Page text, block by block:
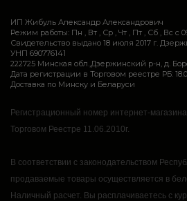
ИП Жибуль Александр Александрович
Режим работы: Пн , Вт , Ср , Чт , Пт , Сб , Вс c
Свидетельство выдано 18 июля 2017 г.
УНП 690776141
222725 Минская обл.,Дзержинский р-н, д.
Дата регистрации в Торговом реестре РБ:
Доставка по Минску и Беларуси
Регистрационный номер интернет-
Торговом Реестре 11.06.2010г.
В соответствии с законодательством
продаваемые товары осуществляется в
Наличный расчет. Вы расплачиваетесь с